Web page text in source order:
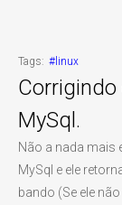
Tags: #linux
MySql.
Não a nada mais
MySql e ele
bando (Se ele